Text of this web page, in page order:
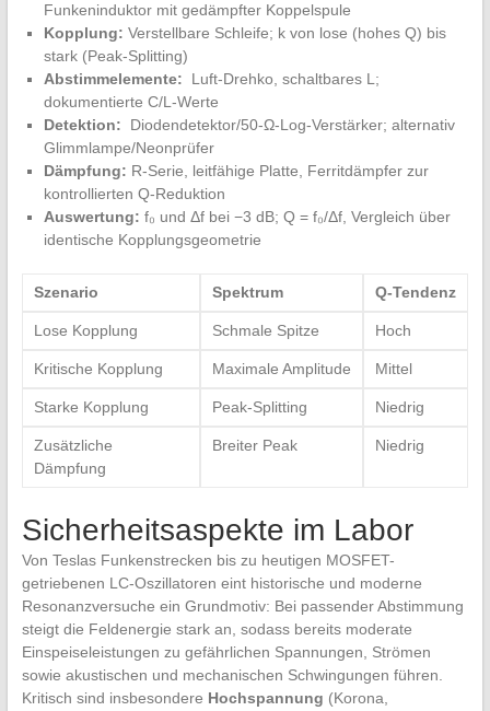
Funkeninduktor mit ‌gedämpfter Koppelspule
Kopplung: Verstellbare Schleife; k⁣ von lose (hohes Q)⁢ bis
stark (Peak-Splitting)
Abstimmelemente: ⁣ Luft-Drehko, schaltbares L;
dokumentierte‍ C/L-Werte
Detektion: ​ Diodendetektor/50-Ω-Log-Verstärker; alternativ
‌Glimmlampe/Neonprüfer
Dämpfung: R-Serie, leitfähige Platte, ⁢Ferritdämpfer zur⁢
kontrollierten ‌Q-Reduktion
Auswertung: f₀ und Δf bei −3 dB; ⁤Q = f₀/Δf, Vergleich über
identische Kopplungsgeometrie
Szenario Spektrum Q-Tendenz
Lose Kopplung Schmale Spitze Hoch
Kritische Kopplung Maximale Amplitude Mittel
Starke⁣ Kopplung Peak-Splitting Niedrig
Zusätzliche
Dämpfung
Breiter ​Peak Niedrig
Sicherheitsaspekte im Labor
Von Teslas Funkenstrecken⁤ bis ​zu⁢ heutigen MOSFET-
getriebenen LC‑Oszillatoren ⁣eint historische und moderne​
Resonanzversuche ‍ein⁢ Grundmotiv: Bei passender Abstimmung
steigt die Feldenergie stark an, sodass ⁣bereits⁤ moderate
Einspeiseleistungen zu⁢ gefährlichen ⁤Spannungen, Strömen
sowie akustischen und mechanischen⁤ Schwingungen ⁢führen.
Kritisch​ sind insbesondere Hochspannung (Korona,